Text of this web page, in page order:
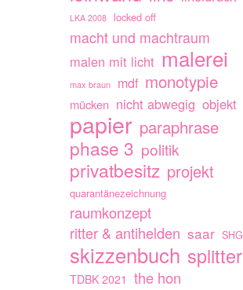
LKA 2008 locked off
macht und machtraum
malen mit licht malerei
max braun mdf monotypie
mücken nicht abwegig objekt
papier paraphrase
phase 3 politik
privatbesitz projekt
quarantänezeichnung
raumkonzept
ritter & antihelden saar SHG
skizzenbuch splitter
TDBK 2021 the hon